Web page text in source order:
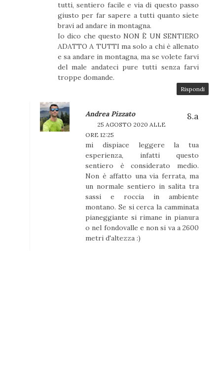
tutti, sentiero facile e via di questo passo
giusto per far sapere a tutti quanto siete
bravi ad andare in montagna.
Io dico che questo NON È UN SENTIERO
ADATTO A TUTTI ma solo a chi è allenato
e sa andare in montagna, ma se volete farvi
del male andateci pure tutti senza farvi
troppe domande.
Rispondi
Andrea Pizzato
25 AGOSTO 2020 ALLE
ORE 12:25
mi dispiace leggere la tua
esperienza, infatti questo
sentiero è considerato medio.
Non è affatto una via ferrata, ma
un normale sentiero in salita tra
sassi e roccia in ambiente
montano. Se si cerca la camminata
pianeggiante si rimane in pianura
o nel fondovalle e non si va a 2600
metri d'altezza :)